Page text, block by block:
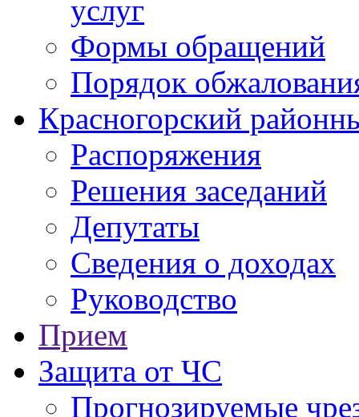
услуг
Формы обращений
Порядок
Красногорский
Распоряжения
Решения заседаний
Депутаты
Сведения о доходах
Руководство
Прием
Защита от ЧС
Прогнозируемые